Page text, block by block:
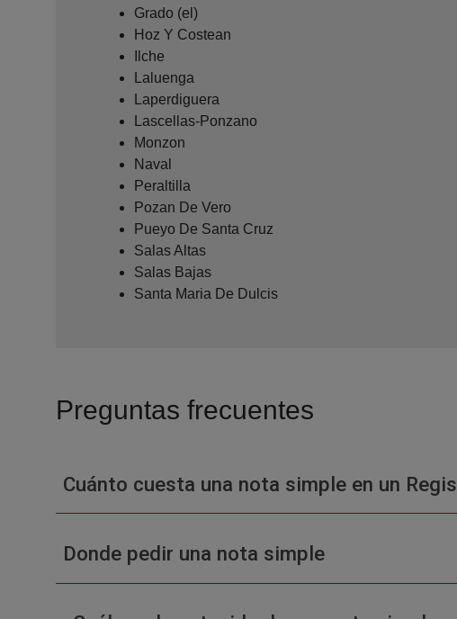
Grado (el)
Hoz Y Costean
Ilche
Laluenga
Laperdiguera
Lascellas-Ponzano
Monzon
Naval
Peraltilla
Pozan De Vero
Pueyo De Santa Cruz
Salas Altas
Salas Bajas
Santa Maria De Dulcis
Preguntas frecuentes
Cuánto cuesta una nota simple en un
Donde pedir una nota simple